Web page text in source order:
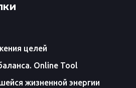
целей
Online Tool
жизненной энергии